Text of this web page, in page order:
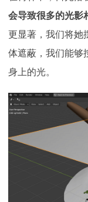
会导致很多的光影
更显著，我们将她
体遮蔽，我们能够
身上的光。